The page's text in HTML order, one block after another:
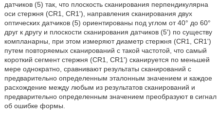
датчиков (5) так, что плоскость сканирования перпендикулярна
оси стержня (CR1, CR1'), направления сканирования двух
оптических датчиков (5) ориентированы под углом от 40° до 60°
друг к другу и плоскости сканирования датчиков (5') по существу
компланарны, при этом измеряют диаметр стержня (CR1, CR1')
путем повторяемых сканирований с такой частотой, что самый
короткий сегмент стержня (CR1, CR1') сканируется по меньшей
мере однократно, сравнивают результаты сканирований с
предварительно определенным эталонным значением и каждое
расхождение между любым из результатов сканирований и
предварительно определенным значением преобразуют в сигнал
об ошибке формы.